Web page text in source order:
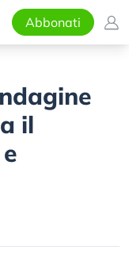
Abbonati
il